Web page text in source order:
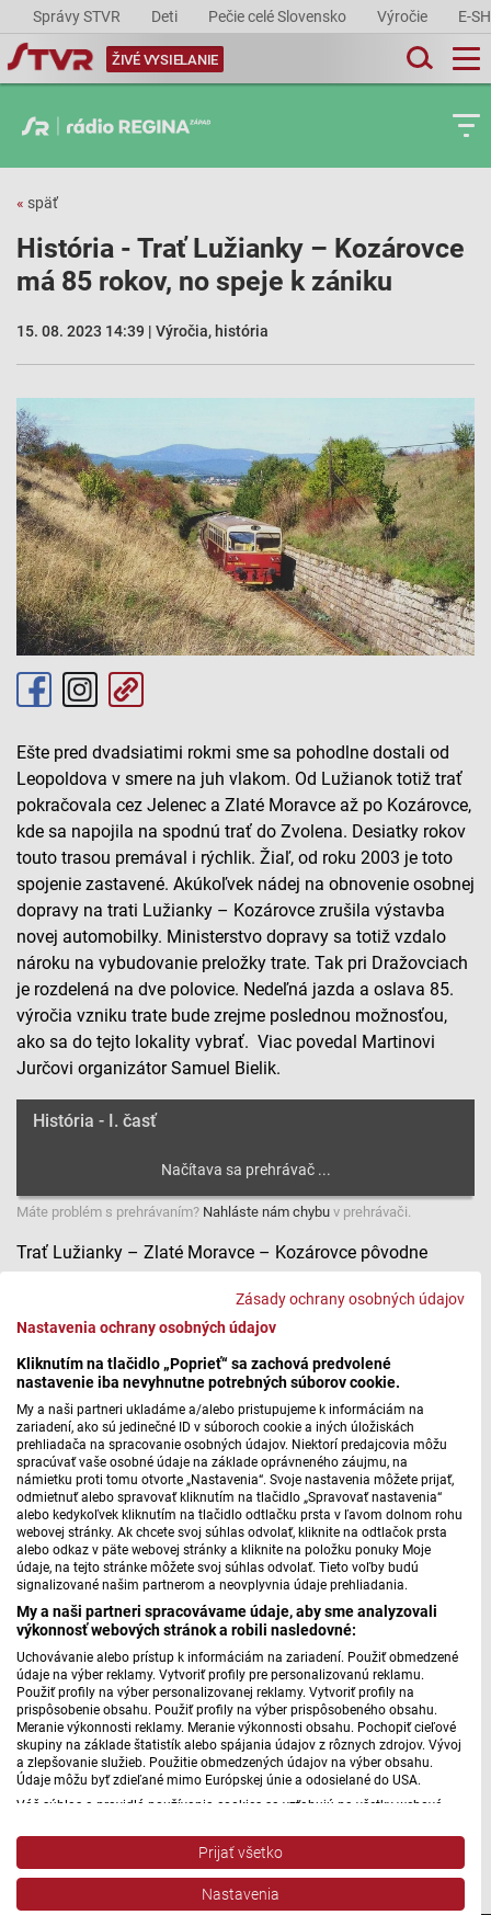
Zásady ochrany osobných údajov
Nastavenia ochrany osobných údajov
Kliknutím na tlačidlo „Poprieť“ sa zachová predvolené
nastavenie iba nevyhnutne potrebných súborov cookie.
My a naši partneri ukladáme a/alebo pristupujeme k informáciám na
zariadení, ako sú jedinečné ID v súboroch cookie a iných úložiskách
prehliadača na spracovanie osobných údajov. Niektorí predajcovia môžu
spracúvať vaše osobné údaje na základe oprávneného záujmu, na
námietku proti tomu otvorte „Nastavenia“. Svoje nastavenia môžete prijať,
odmietnuť alebo spravovať kliknutím na tlačidlo „Spravovať nastavenia“
alebo kedykoľvek kliknutím na tlačidlo odtlačku prsta v ľavom dolnom rohu
webovej stránky. Ak chcete svoj súhlas odvolať, kliknite na odtlačok prsta
alebo odkaz v päte webovej stránky a kliknite na položku ponuky Moje
údaje, na tejto stránke môžete svoj súhlas odvolať. Tieto voľby budú
signalizované našim partnerom a neovplyvnia údaje prehliadania.
My a naši partneri spracovávame údaje, aby sme analyzovali
výkonnosť webových stránok a robili nasledovné:
Uchovávanie alebo prístup k informáciám na zariadení. Použiť obmedzené
údaje na výber reklamy. Vytvoriť profily pre personalizovanú reklamu.
Použiť profily na výber personalizovanej reklamy. Vytvoriť profily na
prispôsobenie obsahu. Použiť profily na výber prispôsobeného obsahu.
Meranie výkonnosti reklamy. Meranie výkonnosti obsahu. Pochopiť cieľové
skupiny na základe štatistík alebo spájania údajov z rôznych zdrojov. Vývoj
a zlepšovanie služieb. Použitie obmedzených údajov na výber obsahu.
Údaje môžu byť zdieľané mimo Európskej únie a odosielané do USA.
Váš súhlas a pravidlá používania cookies sa vzťahujú na všetky webové
Stred, Rádio Regina Západ, Rádio Patria, Rádio Devín, RTVS, Hudobné
pozdravy, Rádio Slovensko, RSI Francais, RSI English, RSI Slovensky, Rádio
Junior, RSI, Rádio Regina Východ, Rádio_FM, RSI Espanol, NEV.
Zobraziť zoznam partnerov (1 predajcovia IAB)
Prijať všetko
Nastavenia
Správy STVR Deti Pečie celé Slovensko Výročie E-
ŽIVÉ VYSIELANIE
« späť
História - Trať Lužianky – Kozárovce
má 85 rokov, no speje k zániku
15. 08. 2023 14:39 | Výročia, história
Ešte pred dvadsiatimi rokmi sme sa pohodlne dostali od
Leopoldova v smere na juh vlakom. Od Lužianok totiž trať
pokračovala cez Jelenec a Zlaté Moravce až po Kozárovce,
kde sa napojila na spodnú trať do Zvolena. Desiatky rokov
touto trasou premával i rýchlik. Žiaľ, od roku 2003 je toto
spojenie zastavené. Akúkoľvek nádej na obnovenie osobnej
dopravy na trati Lužianky – Kozárovce zrušila výstavba
novej automobilky. Ministerstvo dopravy sa totiž vzdalo
nároku na vybudovanie preložky trate. Tak pri Dražovciach
je rozdelená na dve polovice. Nedeľná jazda a oslava 85.
výročia vzniku trate bude zrejme poslednou možnosťou,
ako sa do tejto lokality vybrať. Viac povedal Martinovi
Jurčovi organizátor Samuel Bielik.
História - I. časť
Máte problém s prehrávaním? Nahláste nám chybu v prehrávači.
Trať Lužianky – Zlaté Moravce – Kozárovce pôvodne
Slovensku. Významnú úlohu hrala aj pre lokalitu
Topoľčianky, kde bolo sídlo československého prezidenta.
V 70. a 80. rokoch najviac cestovali po železnici po tejto
trati tehly a chladničky zo Zlatých Moraviec. Od 90. rokov
jej význam výrazne upadal – a chátranie urýchlilo
zastavenie osobnej dopravy pred 20 rokmi a rozseknutie
trate automobilkou na dve polovice. Martin Jurčo sa s
organizátorom nostalgickej jazdy pri príležitosti 85. výročia
trate Samuelom Bielikom rozprával o zastávkach i o
nedeľnej jazde.
História - II. časť
Máte problém s prehrávaním?Nahláste nám chybuv prehrávači.
Dúfajme, že sa tak nestane a že trať obháji v čase
ekologizácie dopravy svoju existenciu. Pripomeňme ešte,
že nostalgická jazda sa začína v nedeľu o siedmej ráno na
železničnej stanici v Nitre.